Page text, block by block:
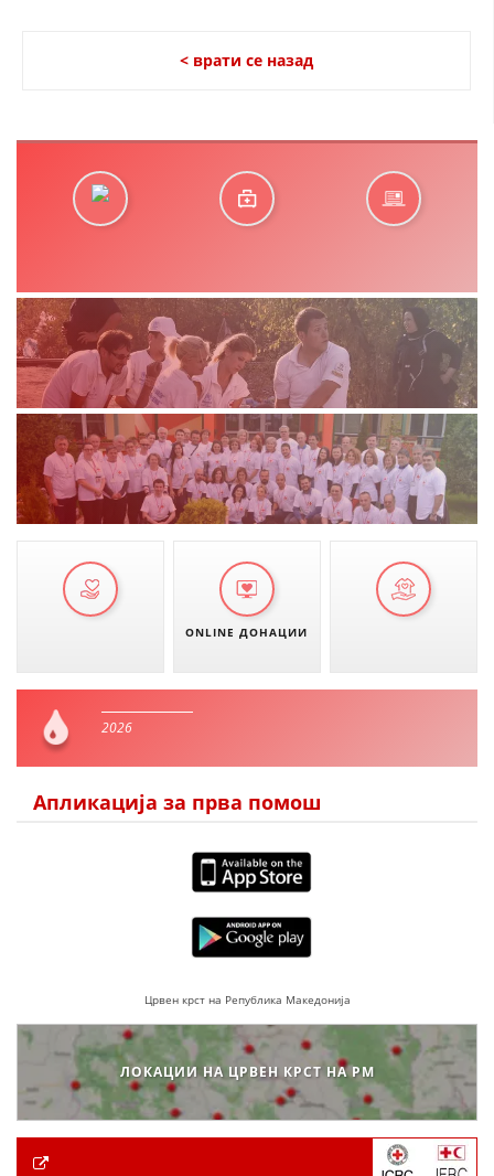
< врати се назад
ONLINE ДОНАЦИИ
2026
Апликација за прва помош
Црвен крст на Република Македонија
ЛОКАЦИИ НА ЦРВЕН КРСТ НА РМ